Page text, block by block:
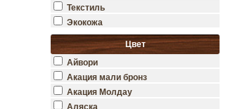
Текстиль
Экокожа
Цвет
Айвори
Акация мали бронз
Акация Молдау
Аляска